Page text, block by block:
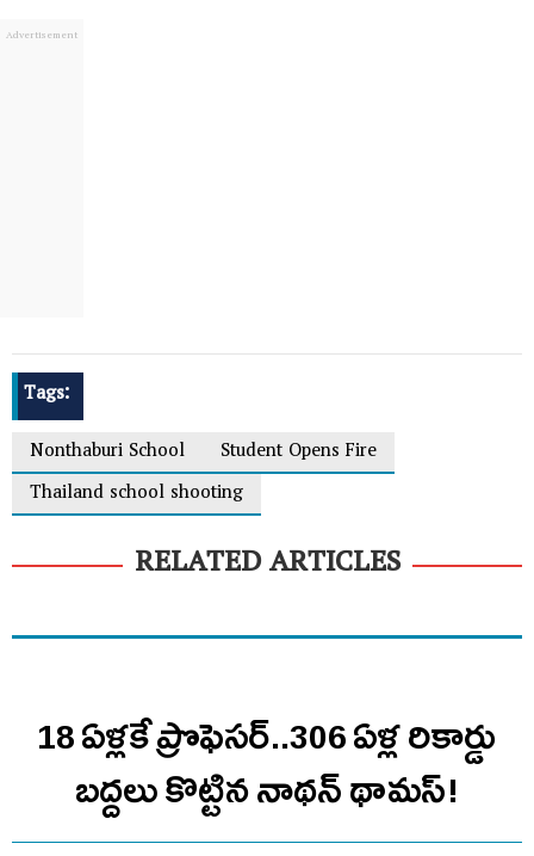
Tags:
Nonthaburi School
Student Opens Fire
Thailand school shooting
RELATED ARTICLES
18 ఏళ్లకే ప్రొఫెసర్‌..306 ఏళ్ల రికార్డు
బద్దలు కొట్టిన నాథన్ థామస్!